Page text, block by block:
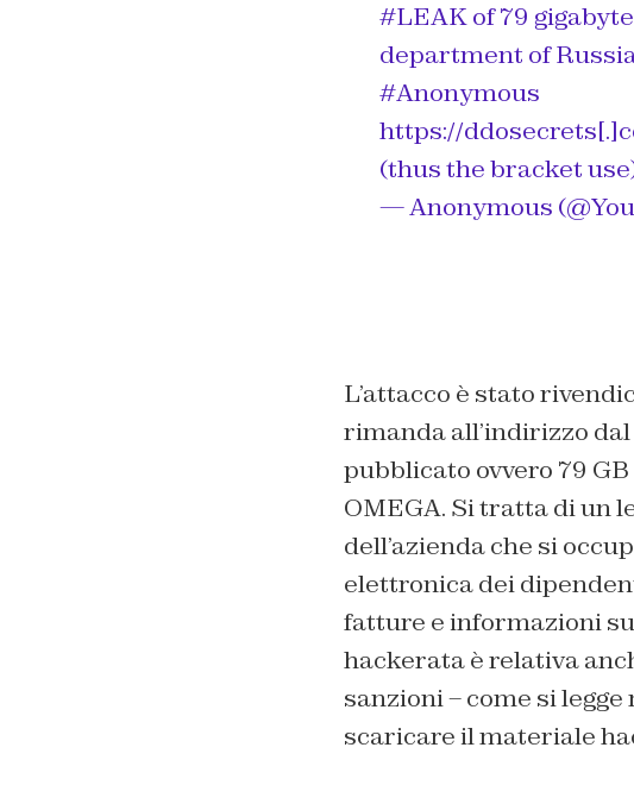
#LEAKof 79
department of
#Anonymous
https://
(thus the bracket
— Anonymous
L’attacco è stato
rimanda all’indirizzo
pubblicato ovvero 79
OMEGA. Si tratta di un
dell’azienda che si
elettronica dei
fatture e informazioni
hackerata è relativa
sanzioni – come si
scaricare il materiale